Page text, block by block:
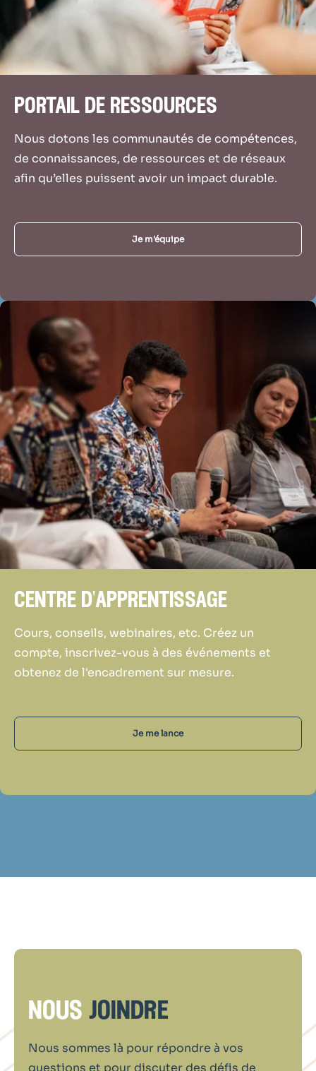
portail de ressources
Nous dotons les communautés de compétences,
de connaissances, de ressources et de réseaux
afin qu’elles puissent avoir un impact durable.
Je m'équipe
centre d'apprentissage
Cours, conseils, webinaires, etc. Créez un
compte, inscrivez-vous à des événements et
obtenez de l'encadrement sur mesure.
Je me lance
nous joindre
Nous sommes là pour répondre à vos
questions et pour discuter des défis de